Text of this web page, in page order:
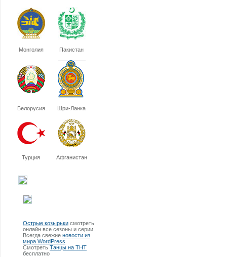
Монголия Пакистан
Белорусия Шри-Ланка
Турция Афганистан
Острые козырьки смотреть
онлайн все сезоны и серии.
Всегда свежие новости из
мира WordPress
Смотреть Танцы на ТНТ
бесплатно